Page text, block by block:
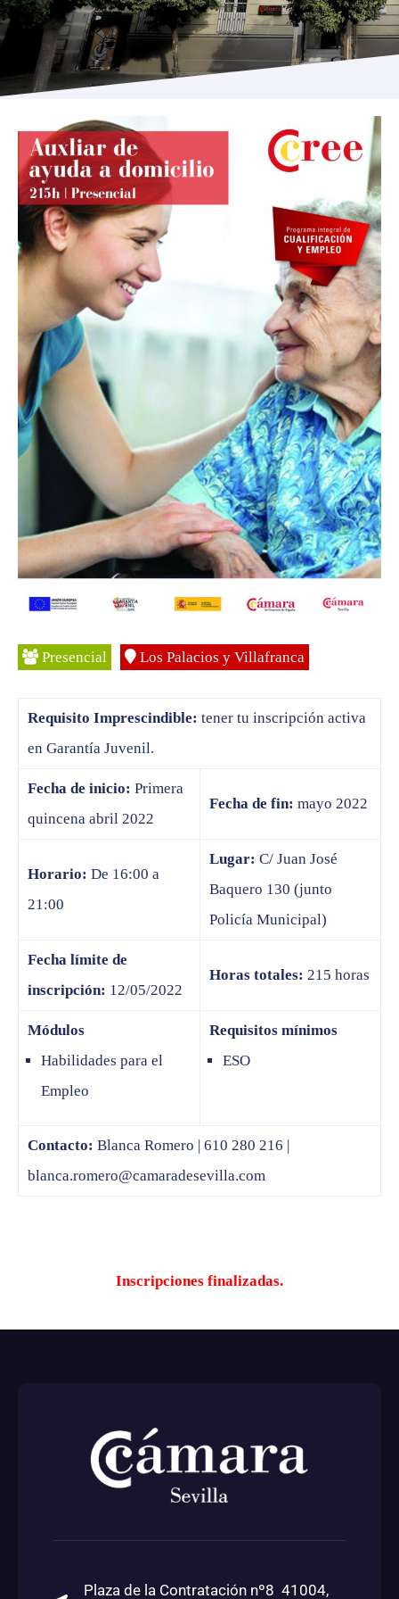
Programas
Presencial Los Palacios y Villafranca
Requisito Imprescindible: tener tu inscripción activa
en Garantía Juvenil.
Fecha de inicio: Primera
quincena abril 2022
Fecha de fin: mayo 2022
Horario: De 16:00 a
21:00
Lugar: C/ Juan José
Baquero 130 (junto
Policía Municipal)
Fecha límite de
inscripción: 12/05/2022
Horas totales: 215 horas
Módulos
Habilidades para el
Empleo
Requisitos mínimos
ESO
Contacto: Blanca Romero | 610 280 216 |
blanca.romero@camaradesevilla.com
Inscripciones finalizadas.
Plaza de la Contratación nº8 41004,